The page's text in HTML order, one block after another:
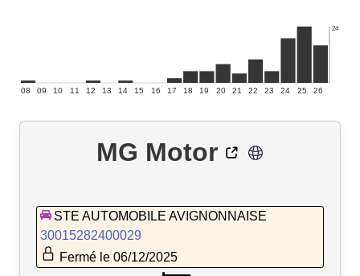
24
08 09 10 11 12 13 14 15 16 17 18 19 20 21 22 23 24 25 26
MG Motor
STE AUTOMOBILE AVIGNONNAISE
30015282400029
Fermé le 06/12/2025